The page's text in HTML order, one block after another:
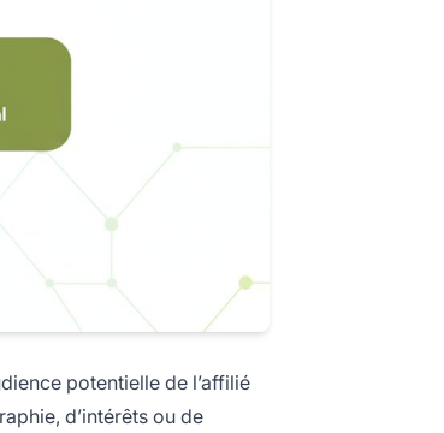
potentielle de l’affilié
d’intérêts ou de